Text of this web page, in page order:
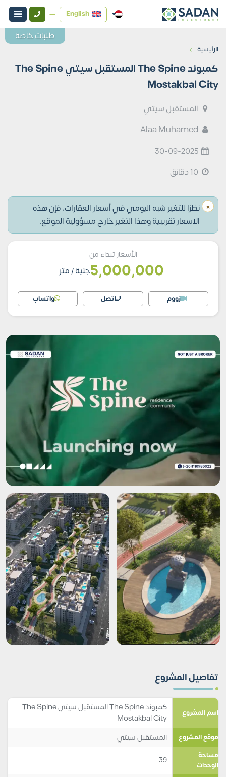
English
الرئيسية ›
كمبوند The Spine المستقبل سيتي The Spine
Mostakbal City
المستقبل سيتي
30-09-2025
× نظرًا للتغير شبه اليومي في أسعار العقارات، فإن هذه
الأسعار تقريبية وهذا التغير خارج مسؤولية الموقع.
الأسعار تبداء من
5,000,000جنية/ متر
زووم اتصل واتساب
تفاصيل المشروع
اسم المشروع
كمبوند The Spine المستقبل سيتي The Spine
Mostakbal City
موقع المشروع المستقبل سيتي
مساحة
الوحدات
39
طلبات خاصة